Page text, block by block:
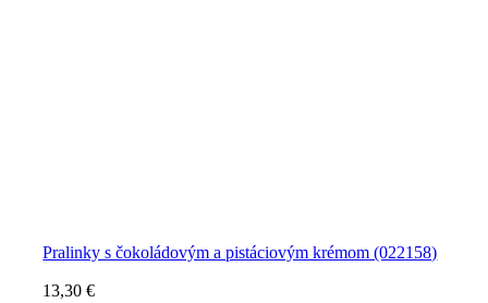
Pralinky s čokoládovým a pistáciovým krémom (022158)
13,30€